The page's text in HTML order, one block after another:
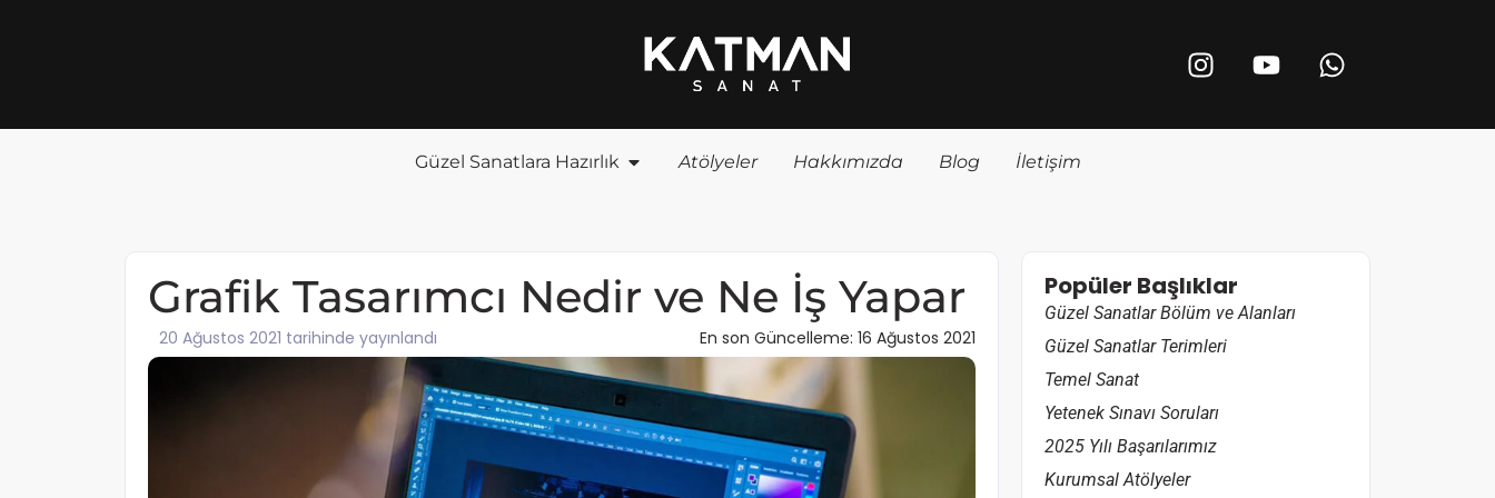
Güzel Sanatlara Hazırlık Atölyeler Hakkımızda Blog İletişim
Grafik Tasarımcı Nedir ve Ne İş Yapar
20 Ağustos 2021 tarihinde yayınlandı En son Güncelleme: 16 Ağustos 2021
Popüler Başlıklar
Güzel Sanatlar Bölüm ve Alanları
Güzel Sanatlar Terimleri
Temel Sanat
Yetenek Sınavı Soruları
2025 Yılı Başarılarımız
Kurumsal Atölyeler